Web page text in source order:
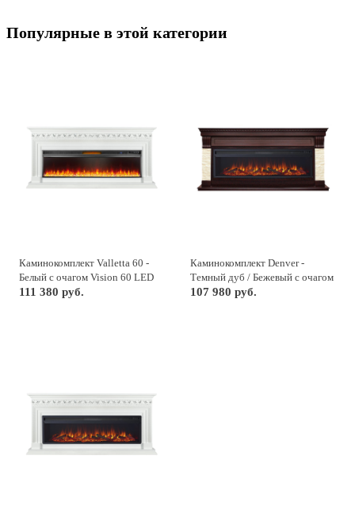
Популярные в этой категории
Каминокомплект Valletta 60 -
Белый с очагом Vision 60 LED
111 380 руб.
Каминокомплект Denver -
Темный дуб / Бежевый с очагом
Vision 60 LOG LED
107 980 руб.